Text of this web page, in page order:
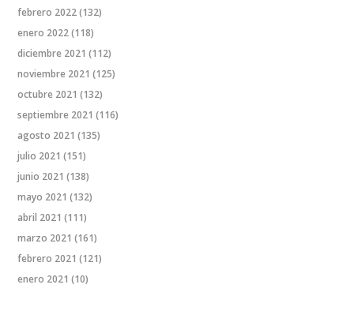
febrero 2022(132)
enero 2022(118)
diciembre 2021 (112)
noviembre 2021 (125)
octubre 2021 (132)
septiembre 2021 (116)
agosto 2021 (135)
julio 2021 (151)
junio 2021 (138)
mayo 2021 (132)
abril 2021 (111)
marzo 2021 (161)
febrero 2021 (121)
enero 2021 (10)